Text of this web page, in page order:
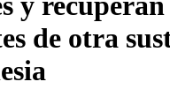
de otra